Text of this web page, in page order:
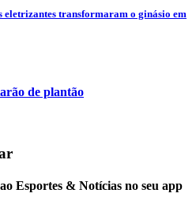
eletrizantes transformaram o ginásio em
de plantão
Esportes & Notícias no seu app